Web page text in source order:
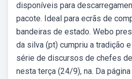
disponíveis para
pacote. Ideal para ecrãs de
bandeiras de estado. Webo
da silva (pt) cumpriu a tradição
série de discursos de chefes
nesta terça (24/9), na. Da